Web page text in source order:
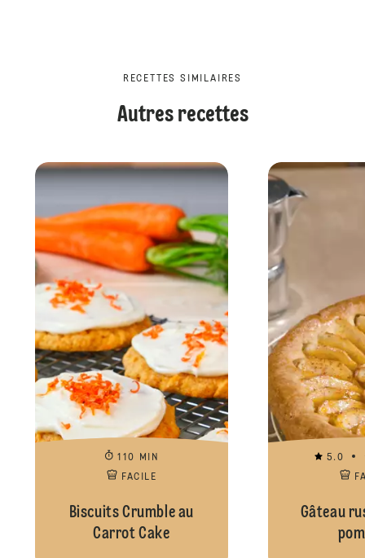
RECETTES SIMILAIRES
Autres recettes
110 MIN
FACILE
Biscuits Crumble au
Carrot Cake
5.0
Gâteau